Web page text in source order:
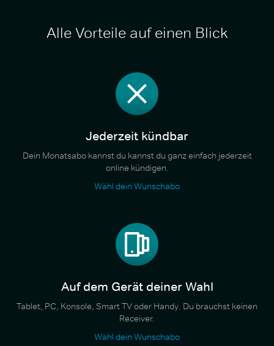
Alle Vorteile auf einen Blick
Jederzeit kündbar
Dein Monatsabo kannst du kannst du ganz einfach jederzeit
online kündigen.
Wähl dein Wunschabo
Auf dem Gerät deiner Wahl
Tablet, PC, Konsole, Smart TV oder Handy. Du brauchst keinen
Receiver.
Wähl dein Wunschabo